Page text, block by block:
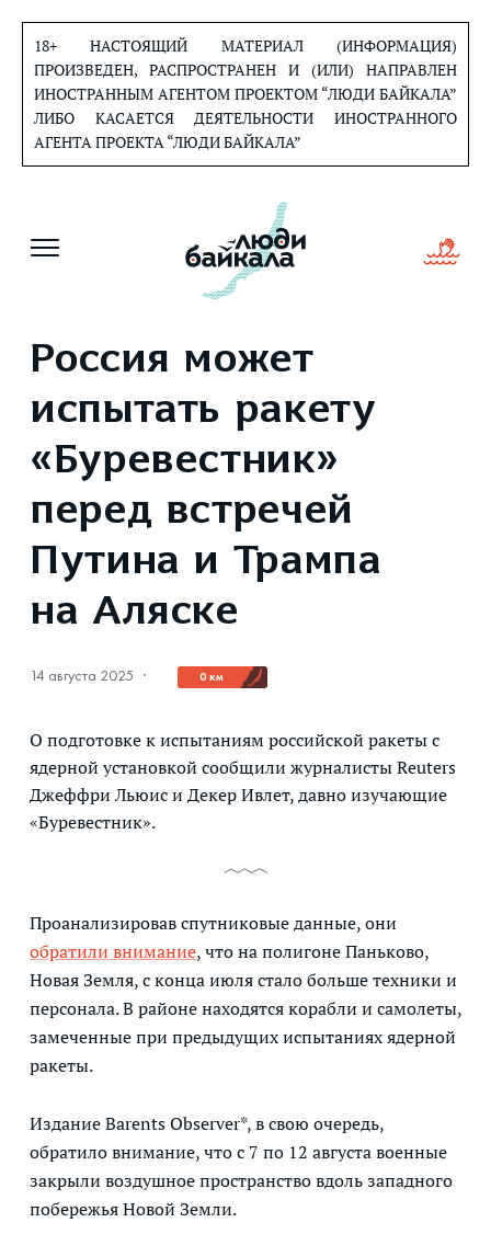
содержанию
18+ НАСТОЯЩИЙ МАТЕРИАЛ (ИНФОРМАЦИЯ)
ПРОИЗВЕДЕН, РАСПРОСТРАНЕН И (ИЛИ) НАПРАВЛЕН
ИНОСТРАННЫМ АГЕНТОМ ПРОЕКТОМ “ЛЮДИ БАЙКАЛА”
ЛИБО КАСАЕТСЯ ДЕЯТЕЛЬНОСТИ ИНОСТРАННОГО
АГЕНТА ПРОЕКТА “ЛЮДИ БАЙКАЛА”
Россия может
испытать ракету
«Буревестник»
перед встречей
Путина и Трампа
на Аляске
14 августа 2025 · 0 км
О подготовке к испытаниям российской ракеты с
ядерной установкой сообщили журналисты Reuters
Джеффри Льюис и Декер Ивлет, давно изучающие
«Буревестник».
Проанализировав спутниковые данные, они
обратили внимание, что на полигоне Паньково,
Новая Земля, с конца июля стало больше техники и
персонала. В районе находятся корабли и самолеты,
замеченные при предыдущих испытаниях ядерной
ракеты.
Издание Barents Observer*, в свою очередь,
обратило внимание, что с 7 по 12 августа военные
закрыли воздушное пространство вдоль западного
побережья Новой Земли.